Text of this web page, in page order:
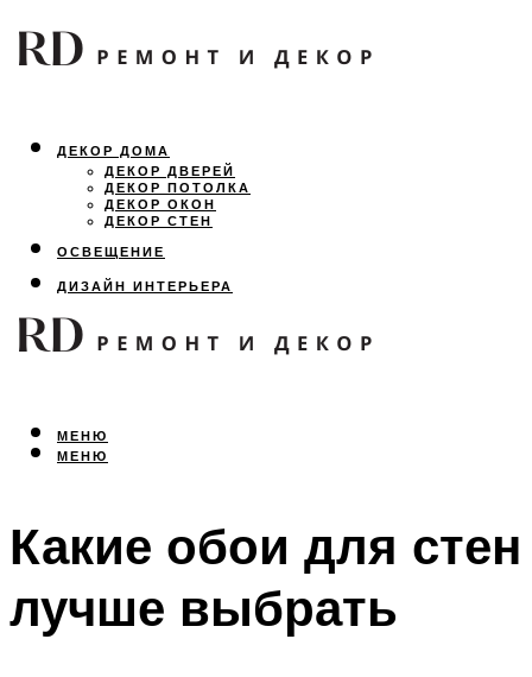
ДЕКОР ДОМА
ДЕКОР ДВЕРЕЙ
ДЕКОР ПОТОЛКА
ДЕКОР ОКОН
ДЕКОР СТЕН
ОСВЕЩЕНИЕ
ДИЗАЙН ИНТЕРЬЕРА
ЛАНДШАФТНЫЙ ДИЗАЙН
ВСЕ ПРО РЕМОНТ
МЕНЮ
МЕНЮ
Какие обои для стен
лучше выбрать